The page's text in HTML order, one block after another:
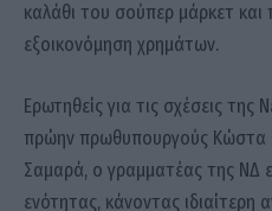
καλάθι του σούπερ μάρκετ και
εξοικονόμηση χρημάτων.
Ερωτηθείς για τις σχέσεις
πρώην πρωθυπουργούς Κώστα
Σαμαρά, ο γραμματέας της ΝΔ
ενότητας, κάνοντας